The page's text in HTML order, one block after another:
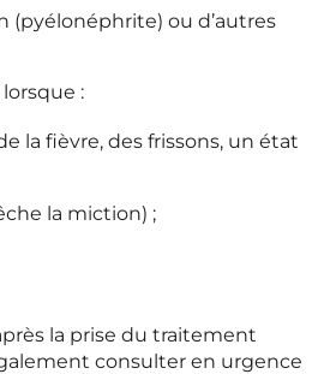
(pyélonéphrite) ou d’autres
:
la fièvre, des frissons, un état
la miction) ;
la prise du traitement
consulter en urgence